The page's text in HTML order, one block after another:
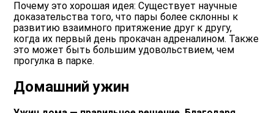
Почему это хорошая идея: Существует научные
доказательства того, что пары более склонны к
развитию взаимного притяжение друг к другу,
когда их первый день прокачан адреналином. Также
это может быть большим удовольствием, чем
прогулка в парке.
Домашний ужин